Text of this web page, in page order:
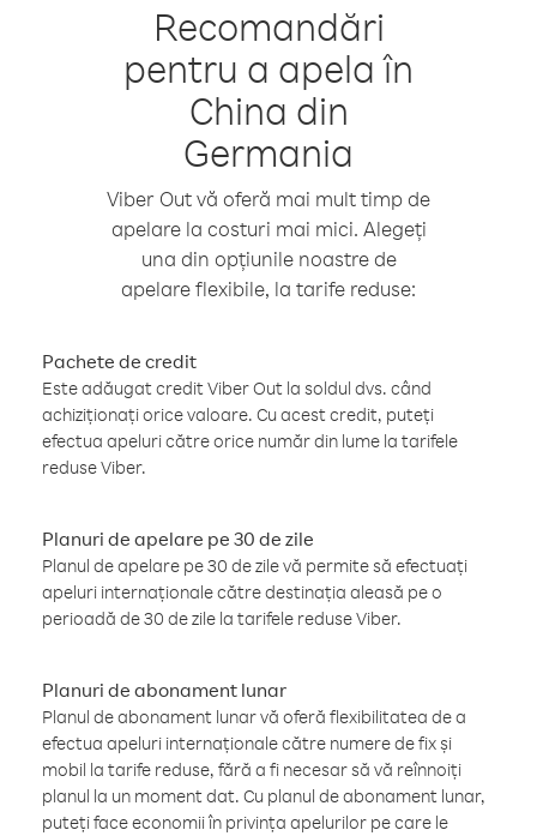
Recomandări
pentru a apela în
China din
Germania
Viber Out vă oferă mai mult timp de
apelare la costuri mai mici. Alegeți
una din opțiunile noastre de
apelare flexibile, la tarife reduse:
Pachete de credit
Este adăugat credit Viber Out la soldul dvs. când
achiziționați orice valoare. Cu acest credit, puteți
efectua apeluri către orice număr din lume la tarifele
reduse Viber.
Planuri de apelare pe 30 de zile
Planul de apelare pe 30 de zile vă permite să efectuați
apeluri internaționale către destinația aleasă pe o
perioadă de 30 de zile la tarifele reduse Viber.
Planuri de abonament lunar
Planul de abonament lunar vă oferă flexibilitatea de a
efectua apeluri internaționale către numere de fix și
mobil la tarife reduse, fără a fi necesar să vă reînnoiți
planul la un moment dat. Cu planul de abonament lunar,
puteți face economii în privința apelurilor pe care le